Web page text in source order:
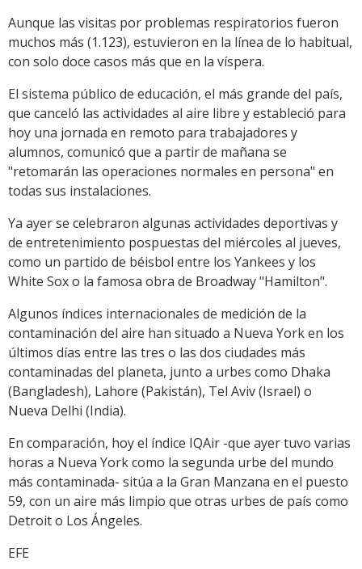
Aunque las visitas por problemas respiratorios fueron
muchos más (1.123), estuvieron en la línea de lo habitual,
con solo doce casos más que en la víspera.
El sistema público de educación, el más grande del país,
que canceló las actividades al aire libre y estableció para
hoy una jornada en remoto para trabajadores y
alumnos, comunicó que a partir de mañana se
"retomarán las operaciones normales en persona" en
todas sus instalaciones.
Ya ayer se celebraron algunas actividades deportivas y
de entretenimiento pospuestas del miércoles al jueves,
como un partido de béisbol entre los Yankees y los
White Sox o la famosa obra de Broadway "Hamilton".
Algunos índices internacionales de medición de la
contaminación del aire han situado a Nueva York en los
últimos días entre las tres o las dos ciudades más
contaminadas del planeta, junto a urbes como Dhaka
(Bangladesh), Lahore (Pakistán), Tel Aviv (Israel) o
Nueva Delhi (India).
En comparación, hoy el índice IQAir -que ayer tuvo varias
horas a Nueva York como la segunda urbe del mundo
más contaminada- sitúa a la Gran Manzana en el puesto
59, con un aire más limpio que otras urbes de país como
Detroit o Los Ángeles.
EFE